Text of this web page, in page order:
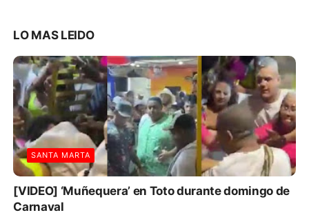
LO MAS LEIDO
SANTA MARTA
[VIDEO] ‘Muñequera’ en Toto durante domingo de
Carnaval